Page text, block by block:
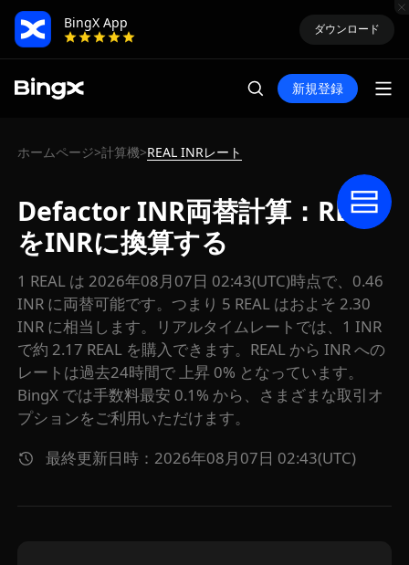
BingX App
ダウンロード
新規登録
ホームページ>計算機>REAL INRレート
Defactor INR両替計算：REAL
をINRに換算する
1 REAL は 2026年08月07日 02:43(UTC)時点で、0.46
INR に両替可能です。つまり 5 REAL はおよそ 2.30
INR に相当します。リアルタイムレートでは、1 INR
で約 2.17 REAL を購入できます。REAL から INR への
レートは過去24時間で 上昇 0% となっています。
BingX では手数料最安 0.1% から、さまざまな取引オ
プションをご利用いただけます。
最終更新日時：2026年08月07日 02:43(UTC)